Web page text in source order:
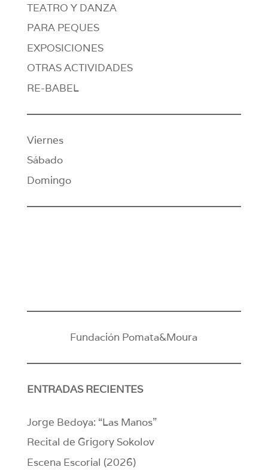
TEATRO Y DANZA
PARA PEQUES
EXPOSICIONES
OTRAS ACTIVIDADES
RE-BABEL
Viernes
Sábado
Domingo
Fundación Pomata&Moura
ENTRADAS RECIENTES
Jorge Bedoya: “Las Manos”
Recital de Grigory Sokolov
Escena Escorial (2026)